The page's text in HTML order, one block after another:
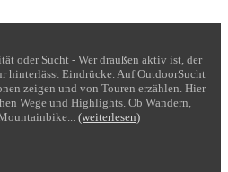
oder Sucht - Wer draußen aktiv ist, der
hinterlässt Eindrücke. Auf OutdoorSucht
zeigen und von Touren erzählen. Hier
Wege und Highlights. Ob Wandern,
(weiterlesen)